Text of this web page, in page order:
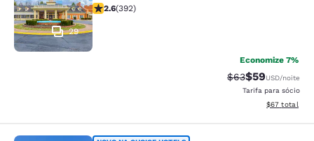
29
classificação 2.63 estrelas. Razoável. 392 avaliações
2.6(392)
Economize 7%
Tarifa anterior
$63Tarifa com
$59USD/noite
Tarifa para sócio
Exibir
$67 total